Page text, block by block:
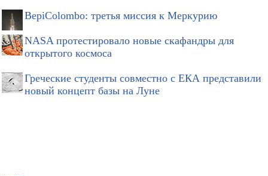
BepiColombo: третья миссия к Меркурию
NASA протестировало новые скафандры для
открытого космоса
Греческие студенты совместно с ЕКА представили
новый концепт базы на Луне